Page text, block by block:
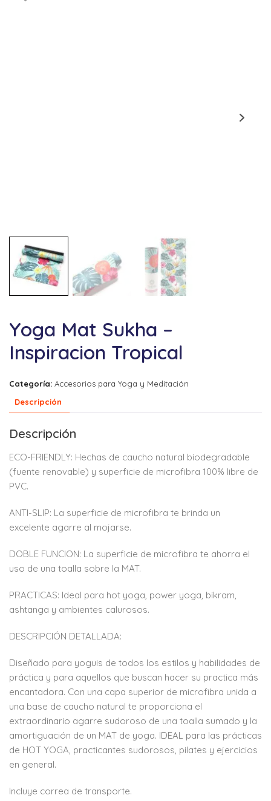
Yoga Mat Sukha –
Inspiracion Tropical
Categoría: Accesorios para Yoga y Meditación
Descripción
Descripción
ECO-FRIENDLY: Hechas de caucho natural biodegradable
(fuente renovable) y superficie de microfibra 100% libre de
PVC.
ANTI-SLIP: La superficie de microfibra te brinda un
excelente agarre al mojarse.
DOBLE FUNCION: La superficie de microfibra te ahorra el
uso de una toalla sobre la MAT.
PRACTICAS: Ideal para hot yoga, power yoga, bikram,
ashtanga y ambientes calurosos.
DESCRIPCIÓN DETALLADA:
Diseñado para yoguis de todos los estilos y habilidades de
práctica y para aquellos que buscan hacer su practica más
encantadora. Con una capa superior de microfibra unida a
una base de caucho natural te proporciona el
extraordinario agarre sudoroso de una toalla sumado y la
amortiguación de un MAT de yoga. IDEAL para las prácticas
de HOT YOGA, practicantes sudorosos, pilates y ejercicios
en general.
Incluye correa de transporte.